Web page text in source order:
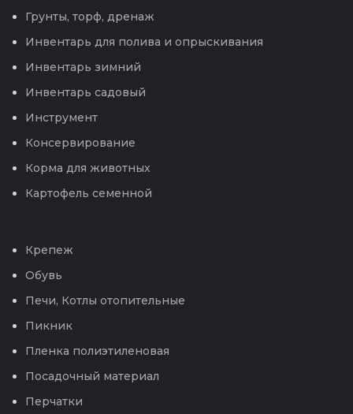
Грунты, торф, дренаж
Инвентарь для полива и опрыскивания
Инвентарь зимний
Инвентарь садовый
Инструмент
Консервирование
Корма для животных
Картофель семенной
Крепеж
Обувь
Печи, Котлы отопительные
Пикник
Пленка полиэтиленовая
Посадочный материал
Перчатки